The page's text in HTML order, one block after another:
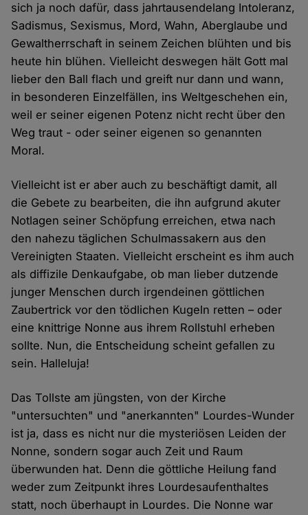
sich ja noch dafür, dass jahrtausendelang Intoleranz,
Sadismus, Sexismus, Mord, Wahn, Aberglaube und
Gewaltherrschaft in seinem Zeichen blühten und bis
heute hin blühen. Vielleicht deswegen hält Gott mal
lieber den Ball flach und greift nur dann und wann,
in besonderen Einzelfällen, ins Weltgeschehen ein,
weil er seiner eigenen Potenz nicht recht über den
Weg traut - oder seiner eigenen so genannten
Moral.
Vielleicht ist er aber auch zu beschäftigt damit, all
die Gebete zu bearbeiten, die ihn aufgrund akuter
Notlagen seiner Schöpfung erreichen, etwa nach
den nahezu täglichen Schulmassakern aus den
Vereinigten Staaten. Vielleicht erscheint es ihm auch
als diffizile Denkaufgabe, ob man lieber dutzende
junger Menschen durch irgendeinen göttlichen
Zaubertrick vor den tödlichen Kugeln retten – oder
eine knittrige Nonne aus ihrem Rollstuhl erheben
sollte. Nun, die Entscheidung scheint gefallen zu
sein. Halleluja!
Das Tollste am jüngsten, von der Kirche
"untersuchten" und "anerkannten" Lourdes-Wunder
ist ja, dass es nicht nur die mysteriösen Leiden der
Nonne, sondern sogar auch Zeit und Raum
überwunden hat. Denn die göttliche Heilung fand
weder zum Zeitpunkt ihres Lourdesaufenthaltes
statt, noch überhaupt in Lourdes. Die Nonne war